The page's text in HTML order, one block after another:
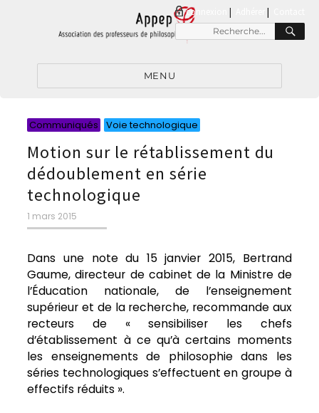
connexion |
Recherche
pour
MENU
Communiqués Voie technologique
Motion sur le rétablissement du
dédoublement en série
technologique
Publié
le
1 mars 2015
Dans une note du 15 janvier 2015, Bertrand
Gaume, directeur de cabinet de la Ministre de
l’Éducation nationale, de l’enseignement
supérieur et de la recherche, recommande aux
recteurs de « sensibiliser les chefs
d’établissement à ce qu’à certains moments
les enseignements de philosophie dans les
séries technologiques s’effectuent en groupe à
effectifs réduits ».